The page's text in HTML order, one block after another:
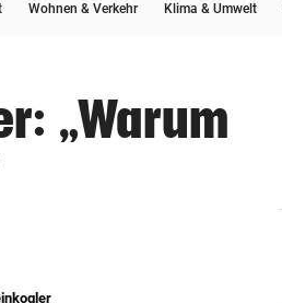
Wohnen & Verkehr Klima & Umwelt
„Warum